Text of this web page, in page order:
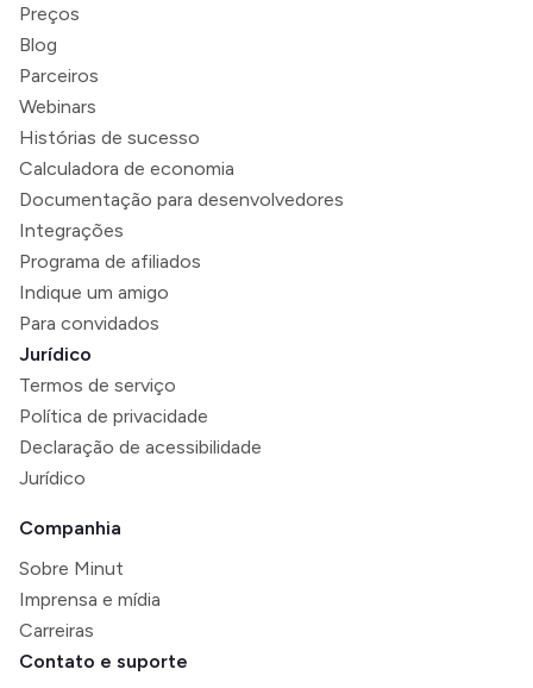
Preços
Blog
Parceiros
Webinars
Histórias de sucesso
Calculadora de economia
Documentação para desenvolvedores
Integrações
Programa de afiliados
Indique um amigo
Para convidados
Jurídico
Termos de serviço
Política de privacidade
Declaração de acessibilidade
Jurídico
Companhia
Sobre Minut
Imprensa e mídia
Carreiras
Contato e suporte